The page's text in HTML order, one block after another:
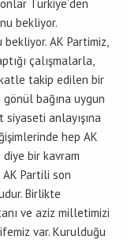
Türkiye’den
bekliyor.
AK Partimiz,
çalışmalarla,
takip edilen bir
bağına uygun
anlayışına
hep AK
diye bir kavram
AK Partili son
Birlikte
ve aziz milletimizi
var. Kurulduğu